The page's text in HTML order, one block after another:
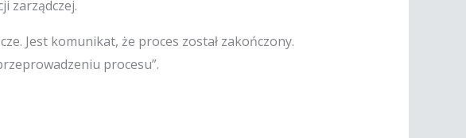
zarządczej.
Jest komunikat, że proces został zakończony.
procesu”.